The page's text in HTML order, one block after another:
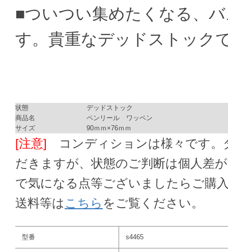
■ついつい集めたくなる、
す。貴重なデッドストック
状態
デッドストック
商品名
ペンリール ワッペン
サイズ
90ｍｍ×76ｍｍ
[注意] コンディションは様々です。
だきますが、状態のご判断は個人差
で気になる点等ございましたらご購
送料等は こちら をご覧ください。
型番 s4465